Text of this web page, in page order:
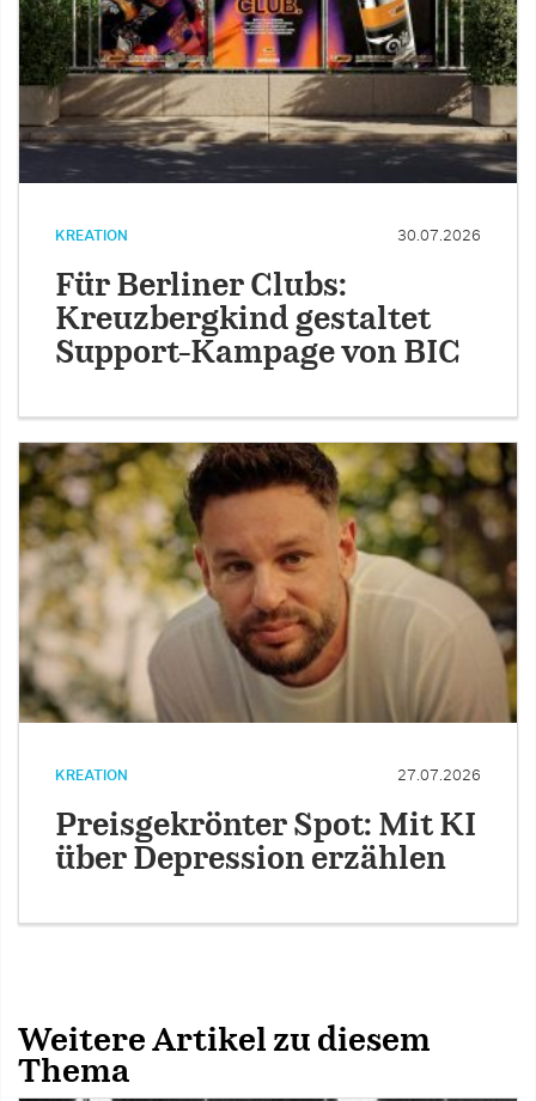
KREATION 30.07.2026
Für Berliner Clubs:
Kreuzbergkind gestaltet
Support-Kampage von BIC
KREATION 27.07.2026
Preisgekrönter Spot: Mit KI
über Depression erzählen
Weitere Artikel zu diesem
Thema